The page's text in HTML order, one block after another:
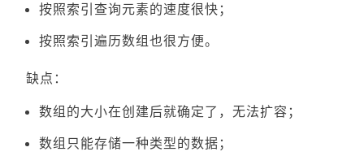
按照索引查询元素的速度很快；
按照索引遍历数组也很方便。
缺点：
数组的大小在创建后就确定了，无法扩容；
数组只能存储一种类型的数据；